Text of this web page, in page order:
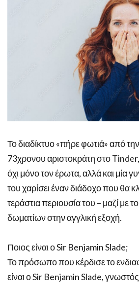
Το διαδίκτυο «πήρε φωτιά» από
73χρονου αριστοκράτη στο
όχι μόνο τον έρωτα, αλλά και μία
του χαρίσει έναν διάδοχο που θα
τεράστια περιουσία του – μαζί με
δωματίων στην αγγλική εξοχή.
Ποιος είναι ο Sir Benjamin Slade;
Το πρόσωπο που κέρδισε το
είναι ο Sir Benjamin Slade,